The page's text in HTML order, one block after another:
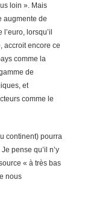
loin ». Mais
augmente de
lorsqu’il
accroit encore ce
comme la
de
et
comme le
continent) pourra
pense qu’il n’y
« à très bas
nous